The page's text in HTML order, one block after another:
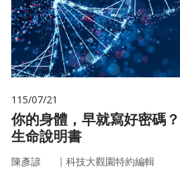
115/07/21
你的身體，早就寫好密碼
生命說明書
陳彥諺 ｜ 科技大觀園特約編輯